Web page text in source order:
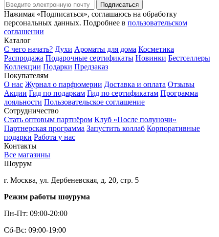
Подписаться
Нажимая «Подписаться», соглашаюсь на обработку
персональных данных. Подробнее в пользовательском
соглашении
Каталог
С чего начать? Духи Ароматы для дома Косметика
Распродажа Подарочные сертификаты Новинки Бестселлеры
Коллекции Подарки Предзаказ
Покупателям
О нас Журнал о парфюмерии Доставка и оплата Отзывы
Акции Гид по подаркам Гид по сертификатам Программа
лояльности Пользовательское соглашение
Сотрудничество
Стать оптовым партнёром Клуб «После полуночи»
Партнерская программа Запустить коллаб Корпоративные
подарки Работа у нас
Контакты
Все магазины
Шоурум
г. Москва, ул. Дербеневская, д. 20, стр. 5
Режим работы шоурума
Пн-Пт: 09:00-20:00
Сб-Вс: 09:00-19:00